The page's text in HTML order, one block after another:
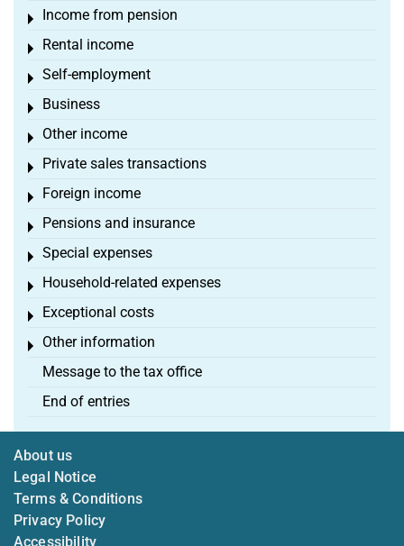
Income from pension
Toggle menu
Rental income
Toggle menu
Self-employment
Toggle menu
Business
Toggle menu
Other income
Toggle menu
Private sales transactions
Toggle menu
Foreign income
Toggle menu
Pensions and insurance
Toggle menu
Special expenses
Toggle menu
Household-related expenses
Toggle menu
Exceptional costs
Toggle menu
Other information
Toggle menu
Message to the tax office
End of entries
About us
Legal Notice
Terms & Conditions
Privacy Policy
Accessibility